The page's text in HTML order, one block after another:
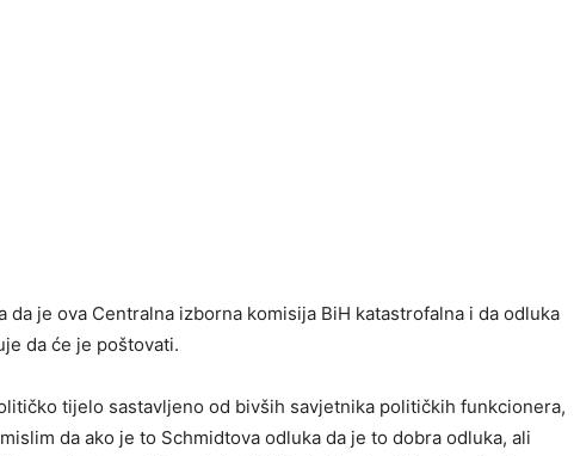
da je ova Centralna izborna komisija BiH katastrofalna i da odluka
da će je poštovati.
tijelo sastavljeno od bivših savjetnika političkih funkcionera,
da ako je to Schmidtova odluka da je to dobra odluka, ali